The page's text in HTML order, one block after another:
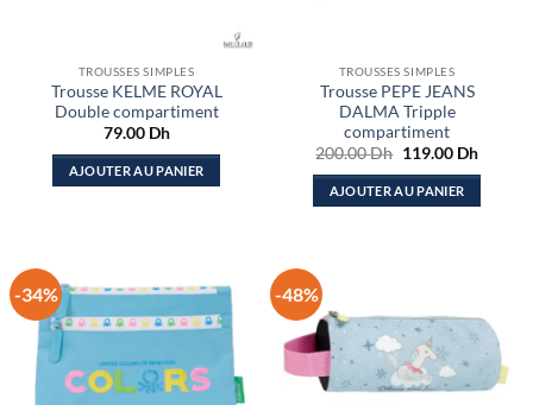
TROUSSES SIMPLES
Trousse KELME ROYAL
Double compartiment
79.00 Dh
AJOUTER AU PANIER
TROUSSES SIMPLES
Trousse PEPE JEANS
DALMA Tripple
compartiment
200.00Dh Le
initial
était :
119.00 DhLe
actuel
AJOUTER AU PANIER
-34% -48%